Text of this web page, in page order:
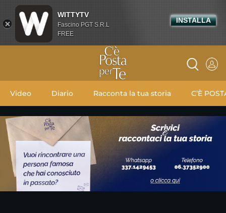
Video Diario Racconta la tua storia C’È
WITTYTV
Fascino PGT S.R.L
FREE
INSTALLA